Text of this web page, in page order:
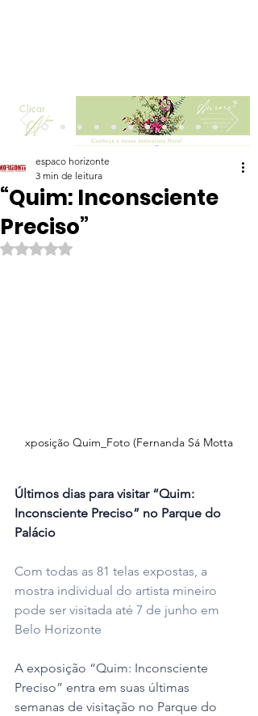
Clicar
“Quim: Inconsciente
Preciso”
espaco horizonte
3 min de leitura
Avaliado com NaN de 5 estrelas.
xposição Quim_Foto (Fernanda Sá Motta
Últimos dias para visitar “Quim:
Inconsciente Preciso” no Parque do
Palácio
Com todas as 81 telas expostas, a
mostra individual do artista mineiro
pode ser visitada até 7 de junho em
Belo Horizonte
A exposição “Quim: Inconsciente
Preciso” entra em suas últimas
semanas de visitação no Parque do